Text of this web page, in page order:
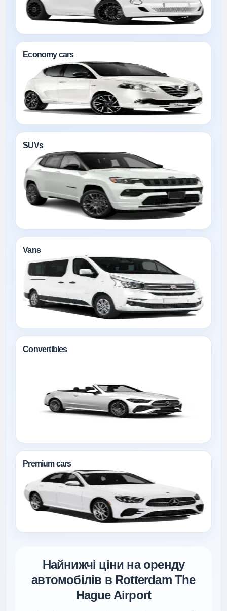
Economy cars
SUVs
Vans
Convertibles
Premium cars
Найнижчі ціни на оренду
автомобілів в Rotterdam The
Hague Airport